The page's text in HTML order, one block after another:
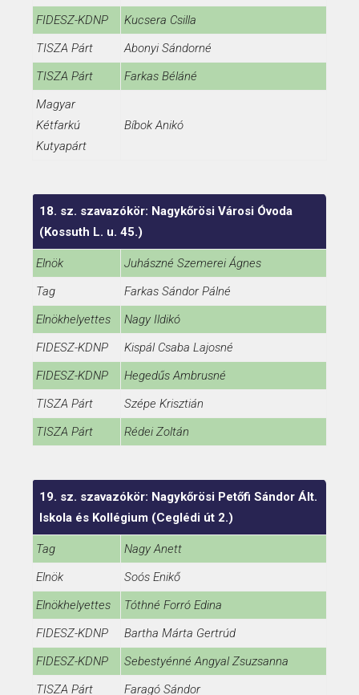
FIDESZ-KDNP
Kucsera Csilla
TISZA Párt
Abonyi Sándorné
TISZA Párt
Farkas Béláné
Magyar
Kétfarkú
Kutyapárt
Bíbok Anikó
18. sz. szavazókör: Nagykőrösi Városi Óvoda
(Kossuth L. u. 45.)
Elnök
Juhászné Szemerei Ágnes
Tag
Farkas Sándor Pálné
Elnökhelyettes
Nagy Ildikó
FIDESZ-KDNP
Kispál Csaba Lajosné
FIDESZ-KDNP
Hegedűs Ambrusné
TISZA Párt
Szépe Krisztián
TISZA Párt
Rédei Zoltán
19. sz. szavazókör: Nagykőrösi Petőfi Sándor Ált.
Iskola és Kollégium (Ceglédi út 2.)
Tag
Nagy Anett
Elnök
Soós Enikő
Elnökhelyettes
Tóthné Forró Edina
FIDESZ-KDNP
Bartha Márta Gertrúd
FIDESZ-KDNP
Sebestyénné Angyal Zsuzsanna
TISZA Párt
Faragó Sándor